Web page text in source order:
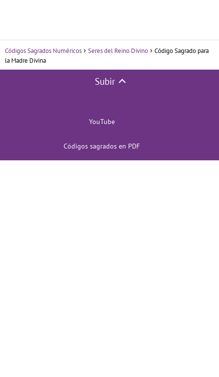
Códigos Sagrados Numéricos Seres del Reino Divino
Código Sagrado para
la Madre Divina
Subir
YouTube
Códigos sagrados en PDF